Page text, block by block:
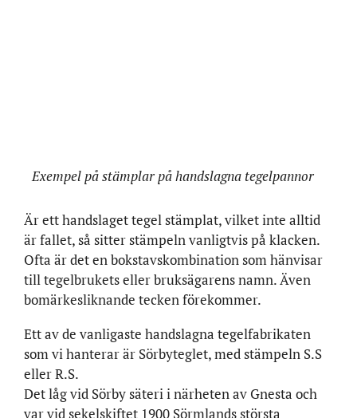
Exempel på stämplar på handslagna tegelpannor
Är ett handslaget tegel stämplat, vilket inte alltid
är fallet, så sitter stämpeln vanligtvis på klacken.
Ofta är det en bokstavskombination som hänvisar
till tegelbrukets eller bruksägarens namn. Även
bomärkesliknande tecken förekommer.
Ett av de vanligaste handslagna tegelfabrikaten
som vi hanterar är Sörbyteglet, med stämpeln S.S
eller R.S.
Det låg vid Sörby säteri i närheten av Gnesta och
var vid sekelskiftet 1900 Sörmlands största